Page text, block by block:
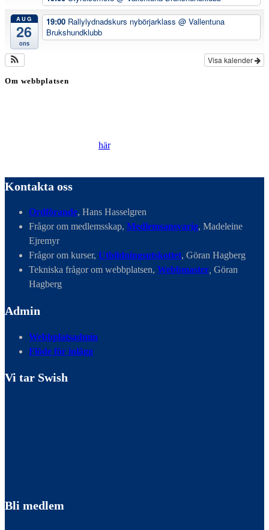
AUG
26
ons
19:00 Rallylydnadskurs nybörjarklass @ Vallentuna
Brukshundklubb
Visa kalender
Om webbplatsen
här.
Kontakta oss
Ordförande, Hans Hasselgren
Frågor om medlemsskap, Medlemsansvarig, Madeleine
Ejremyr
Frågor om kurser, Utbildningsutskottet, Göran Hagberg
Tekniska frågor om webbplatsen, Webbmaster Göran
Hagberg
Admin
Webbplatsadmin
Flöde för inlägg
Vi tar Swish
Bli medlem